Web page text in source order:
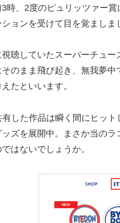
3時、2度のピュリッツァー
ションを受けて目を覚まし
聴していたスーパーチュ
そのまま飛び起き、無我夢
たといいます。
有した作品は瞬く間にヒッ
ズを展開中。まさか当の
はないでしょうか。